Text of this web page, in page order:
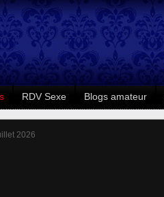
RDV Sexe Blogs amateur
2026